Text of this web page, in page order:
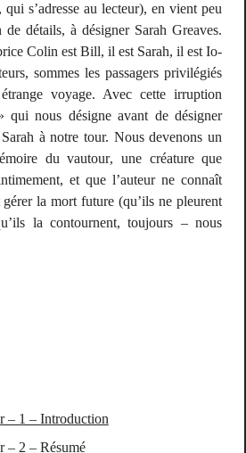
s’adresse au lecteur), en vient peu
détails, à désigner Sarah Greaves.
Colinest Bill, ilest Sarah, ilest Io-
sommes les passagers privilégiés
voyage. Avec cette irruption
qui nous désigne avant de désigner
à notre tour. Nous devenons un
du vautour, une créature que
et que l’auteur ne connaît
la mort future (qu’ils ne pleurent
la contournent, toujours – nous
– 1 – Introduction
– 2 – Résumé